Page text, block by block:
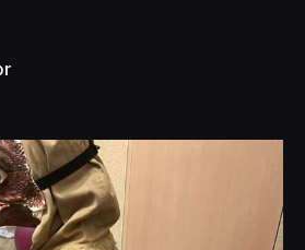
dobryhorror
Lis 1